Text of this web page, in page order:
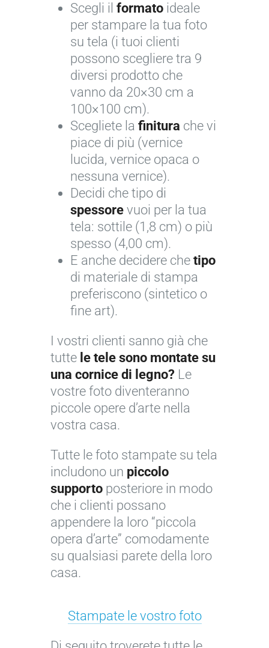
©
J
o
s
é
C
r
u
z
n
t
i
l
e
c
o
n
c
e
s
s
i
o
n
e
d
i
o
r
i
c
o
o
r
©
J
o
s
é
z
Scegli il formato ideale
per stampare la tua foto
su tela (i tuoi clienti
possono scegliere tra 9
diversi prodotto che
vanno da 20×30 cm a
100×100 cm).
Scegliete la finitura che vi
piace di più (vernice
lucida, vernice opaca o
nessuna vernice).
Decidi che tipo di
spessore vuoi per la tua
tela: sottile (1,8 cm) o più
spesso (4,00 cm).
E anche decidere che tipo
di materiale di stampa
preferiscono (sintetico o
fine art).
I vostri clienti sanno già che
tutte le tele sono montate su
una cornice di legno? Le
vostre foto diventeranno
piccole opere d’arte nella
vostra casa.
Tutte le foto stampate su tela
includono un piccolo
supporto posteriore in modo
che i clienti possano
appendere la loro “piccola
opera d’arte” comodamente
su qualsiasi parete della loro
casa.
Stampate le vostro foto